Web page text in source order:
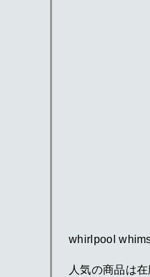
whirlpool
人気の商品は